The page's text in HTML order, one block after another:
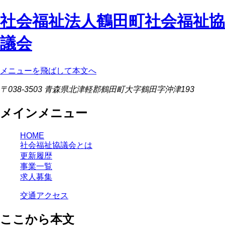
社会福祉法人鶴田町社会福祉協
議会
メニューを飛ばして本文へ
〒038-3503 青森県北津軽郡鶴田町大字鶴田字沖津193
メインメニュー
HOME
社会福祉協議会とは
更新履歴
事業一覧
求人募集
交通アクセス
ここから本文